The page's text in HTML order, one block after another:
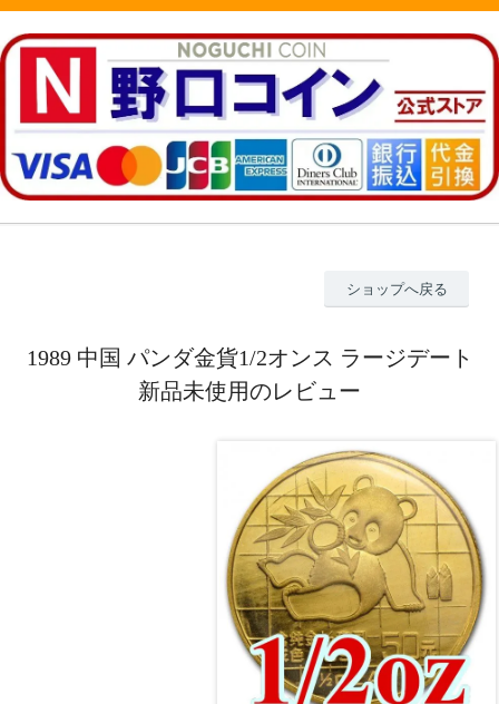
ショップへ戻る
1989 中国 パンダ金貨1/2オンス ラージデート
新品未使用のレビュー